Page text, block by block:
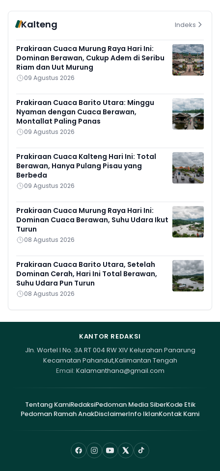
Kalteng Indeks
Prakiraan Cuaca Murung Raya Hari Ini:
Dominan Berawan, Cukup Adem di Seribu
Riam dan Uut Murung
09 Agustus 2026
Prakiraan Cuaca Barito Utara: Minggu
Nyaman dengan Cuaca Berawan,
Montallat Paling Panas
09 Agustus 2026
Prakiraan Cuaca Kalteng Hari Ini: Total
Berawan, Hanya Pulang Pisau yang
Berbeda
09 Agustus 2026
Prakiraan Cuaca Murung Raya Hari Ini:
Dominan Cuaca Berawan, Suhu Udara Ikut
Turun
08 Agustus 2026
Prakiraan Cuaca Barito Utara, Setelah
Dominan Cerah, Hari Ini Total Berawan,
Suhu Udara Pun Turun
08 Agustus 2026
KANTOR REDAKSI
Jln. Wortel I No. 3A RT 004 RW XIV Kelurahan Panarung
Kecamatan Pahandut,Kalimantan Tengah
Email: Kalamanthana@gmail.com
Tentang KamiRedaksiPedoman Media SiberKode Etik
Pedoman Ramah AnakDisclaimerInfo IklanKontak Kami